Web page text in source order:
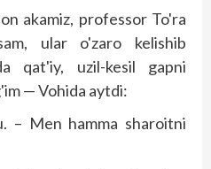
akamiz, professor To'ra
ular o'zaro kelishib
qat'iy, uzil-kesil gapni
— Vohida aytdi:
– Men hamma sharoitni